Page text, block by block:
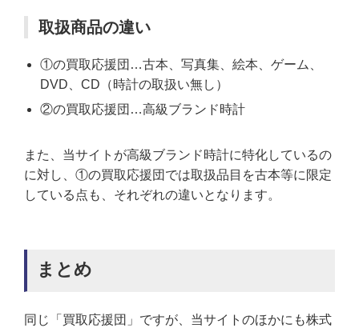
取扱商品の違い
①の買取応援団…古本、写真集、絵本、ゲーム、
DVD、CD（時計の取扱い無し）
②の買取応援団…高級ブランド時計
また、当サイトが高級ブランド時計に特化しているの
に対し、①の買取応援団では取扱品目を古本等に限定
している点も、それぞれの違いとなります。
まとめ
同じ「買取応援団」ですが、当サイトのほかにも株式